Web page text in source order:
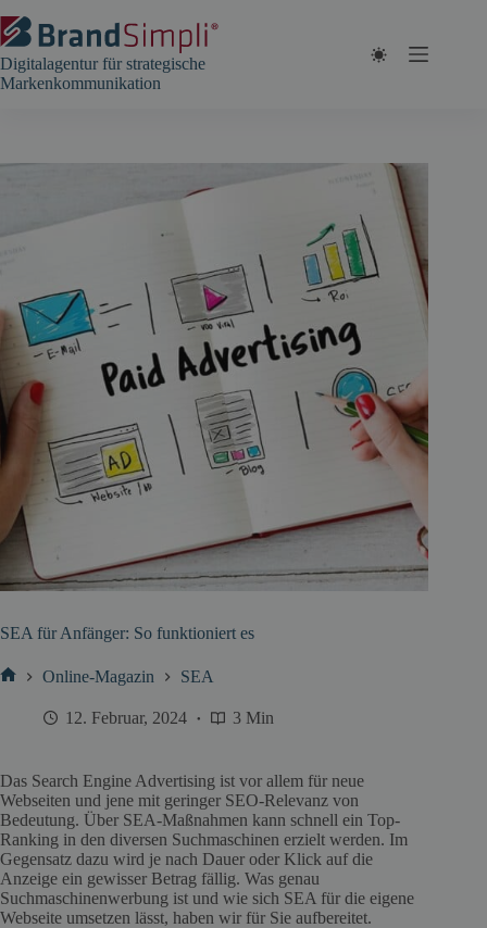
Inhalt
springen
Digitalagentur für strategische
Markenkommunikation
SEA für Anfänger: So funktioniert es
Online-Magazin SEA
12. Februar, 2024 3 Min
Das Search Engine Advertising ist vor allem für neue
Webseiten und jene mit geringer SEO-Relevanz von
Bedeutung. Über SEA-Maßnahmen kann schnell ein Top-
Ranking in den diversen Suchmaschinen erzielt werden. Im
Gegensatz dazu wird je nach Dauer oder Klick auf die
Anzeige ein gewisser Betrag fällig. Was genau
Suchmaschinenwerbung ist und wie sich SEA für die eigene
Webseite umsetzen lässt, haben wir für Sie aufbereitet.